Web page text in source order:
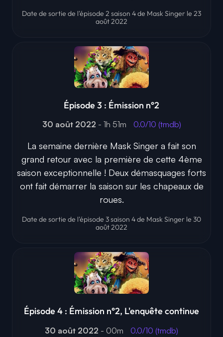
Date de sortie de l'épisode 2 saison 4 de Mask Singer le 23
août 2022
Épisode 3 : Émission n°2
30 août 2022 - 1h 51m 0.0/10 (tmdb)
La semaine dernière Mask Singer a fait son
grand retour avec la première de cette 4ème
saison exceptionnelle ! Deux démasquages forts
ont fait démarrer la saison sur les chapeaux de
roues.
Date de sortie de l'épisode 3 saison 4 de Mask Singer le 30
août 2022
Épisode 4 : Émission n°2, L'enquête continue
30 août 2022 - 00m 0.0/10 (tmdb)